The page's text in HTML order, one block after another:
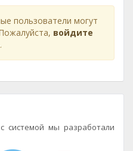
пользователи могут
войдите
.
системой мы разработали